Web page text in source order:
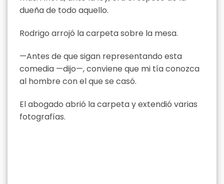
dueña de todo aquello.
Rodrigo arrojó la carpeta sobre la mesa.
—Antes de que sigan representando esta
comedia —dijo—, conviene que mi tía conozca
al hombre con el que se casó.
El abogado abrió la carpeta y extendió varias
fotografías.